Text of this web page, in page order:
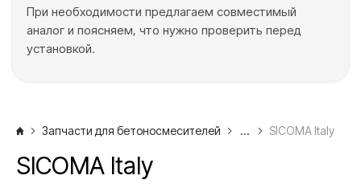
При необходимости предлагаем совместимый
аналог и поясняем, что нужно проверить перед
установкой.
Запчасти для бетоносмесителей ... SICOMA Italy
SICOMA Italy